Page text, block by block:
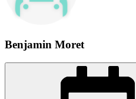
Benjamin Moret